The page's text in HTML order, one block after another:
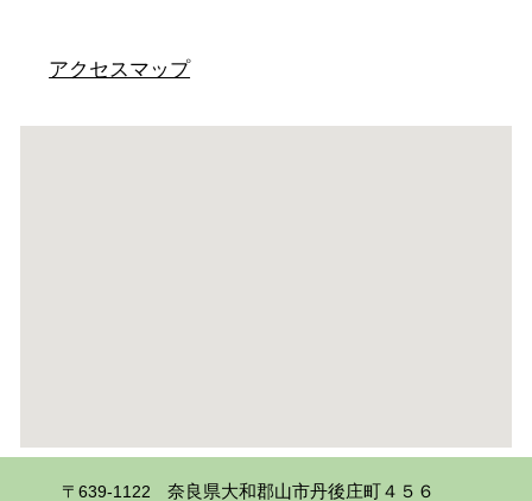
アクセスマップ
〒639-1122 奈良県大和郡山市丹後庄町４５６